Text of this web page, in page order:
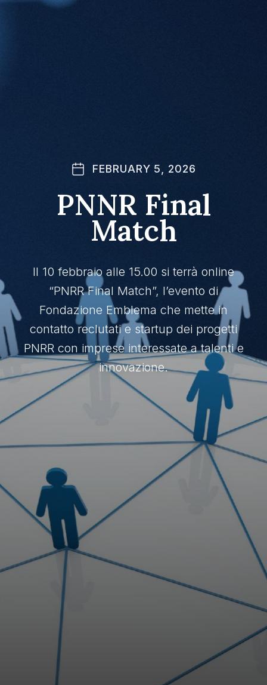
FEBRUARY 5, 2026
PNNR Final
Match
Il 10 febbraio alle 15.00 si terrà online
“PNRR Final Match”, l’evento di
Fondazione Emblema che mette in
contatto reclutati e startup dei progetti
PNRR con imprese interessate a talenti e
innovazione.